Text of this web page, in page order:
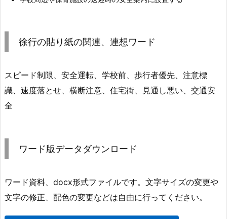
徐行の貼り紙の関連、連想ワード
スピード制限、安全運転、学校前、歩行者優先、注意標
識、速度落とせ、横断注意、住宅街、見通し悪い、交通安
全
ワード版データダウンロード
ワード資料、docx形式ファイルです。文字サイズの変更や
文字の修正、配色の変更などは自由に行ってください。